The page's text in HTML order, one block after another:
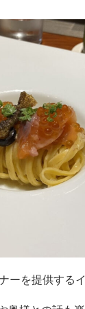
ーを提供するイ